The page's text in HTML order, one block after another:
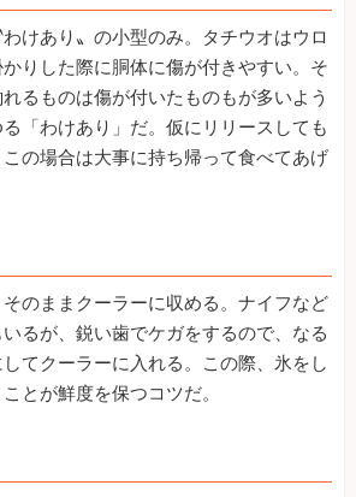
けあり〟の小型のみ。タチウオはウロ
りした際に胴体に傷が付きやすい。そ
るものは傷が付いたものもが多いよう
「わけあり」だ。仮にリリースしても
の場合は大事に持ち帰って食べてあげ
のままクーラーに収める。ナイフなど
るが、鋭い歯でケガをするので、なる
てクーラーに入れる。この際、氷をし
とが鮮度を保つコツだ。